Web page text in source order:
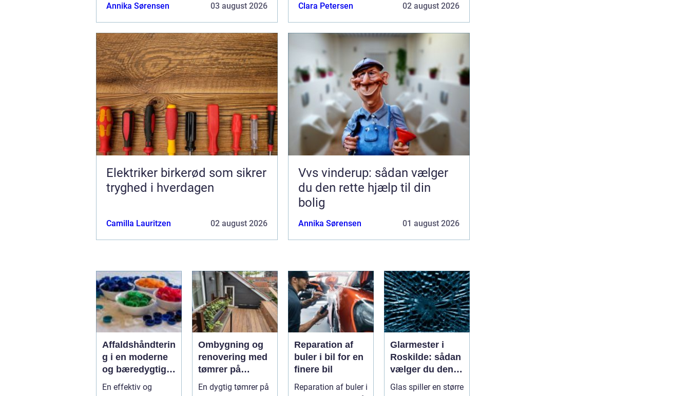
Annika Sørensen 03 august 2026 Clara Petersen 02 august 2026
Elektriker birkerød som sikrer
tryghed i hverdagen
Camilla Lauritzen 02 august 2026
Vvs vinderup: sådan vælger
du den rette hjælp til din
bolig
Annika Sørensen 01 august 2026
Affaldshåndterin
g i en moderne
og bæredygtig
hverdag
En effektiv og
Ombygning og
renovering med
tømrer på
Djursland
En dygtig tømrer på
Reparation af
buler i bil for en
finere bil
Reparation af buler i
Glarmester i
Roskilde: sådan
vælger du den
rette fagmand til
Glas spiller en større